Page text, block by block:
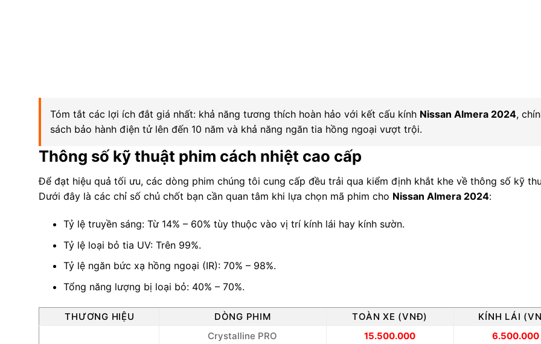
Tóm tắt các lợi ích đắt giá nhất: khả năng tương thích hoàn hảo với kết cấu kính Nissan Almera 2024,
sách bảo hành điện tử lên đến 10 năm và khả năng ngăn tia hồng ngoại vượt trội.
Thông số kỹ thuật phim cách nhiệt cao cấp
Để đạt hiệu quả tối ưu, các dòng phim chúng tôi cung cấp đều trải qua kiểm định khắt khe về thông số kỹ
Dưới đây là các chỉ số chủ chốt bạn cần quan tâm khi lựa chọn mã phim cho Nissan Almera 2024:
Tỷ lệ truyền sáng: Từ 14% – 60% tùy thuộc vào vị trí kính lái hay kính sườn.
Tỷ lệ loại bỏ tia UV: Trên 99%.
Tỷ lệ ngăn bức xạ hồng ngoại (IR): 70% – 98%.
Tổng năng lượng bị loại bỏ: 40% – 70%.
THƯƠNG HIỆU DÒNG PHIM TOÀN XE (VNĐ) KÍNH LÁI
Crystalline PRO 15.500.000
6.500.000